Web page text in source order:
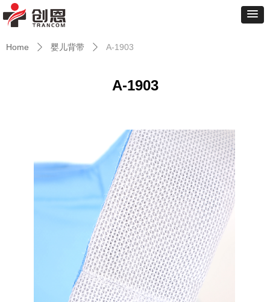
Home ꄲ 婴儿背带 ꄲ A-1903
A-1903